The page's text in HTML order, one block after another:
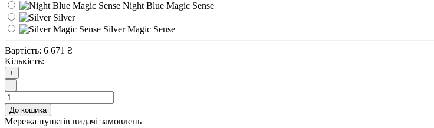
Night Blue Magic Sense
Silver
Silver Magic Sense
Вартість: 6 671 ₴
Кількість:
+
-
До кошика
Мережа пунктів видачі замовлень